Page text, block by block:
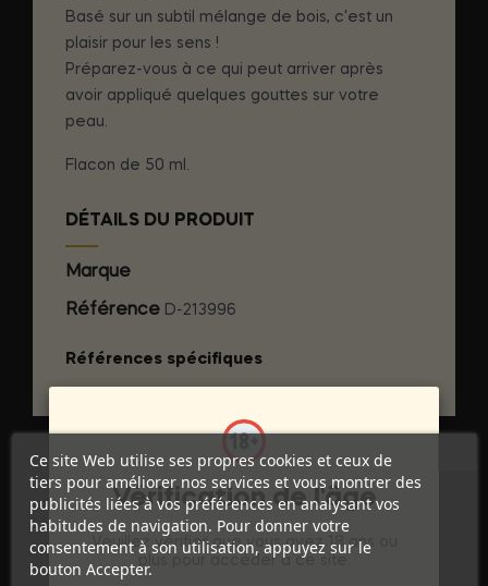
Basé sur un subtil mélange de bois, c'est un
plaisir pour les sens !
Préparez-vous à ce qui peut arriver après
avoir appliqué quelques gouttes sur votre
peau.
Flacon de 50 ml.
DÉTAILS DU PRODUIT
Marque
Référence D-213996
Références spécifiques
Ce site Web utilise ses propres cookies et ceux de
tiers pour améliorer nos services et vous montrer des
publicités liées à vos préférences en analysant vos
habitudes de navigation. Pour donner votre
consentement à son utilisation, appuyez sur le
bouton Accepter.
Vérification de l'âge
Veuillez vérifier que vous avez 18 ans ou
plus pour accéder à ce site.